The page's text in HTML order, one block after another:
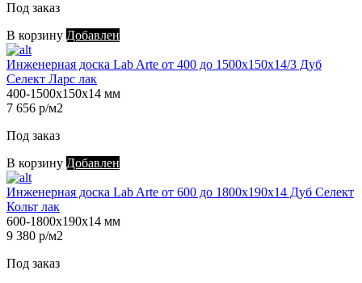
Под заказ
В корзину Добавлен
Инженерная доска Lab Arte от 400 до 1500х150х14/3 Дуб
Селект Ларс лак
400-1500х150х14 мм
7 656 р/м2
Под заказ
В корзину Добавлен
Инженерная доска Lab Arte от 600 до 1800х190х14 Дуб Селект
Кольт лак
600-1800х190х14 мм
9 380 р/м2
Под заказ